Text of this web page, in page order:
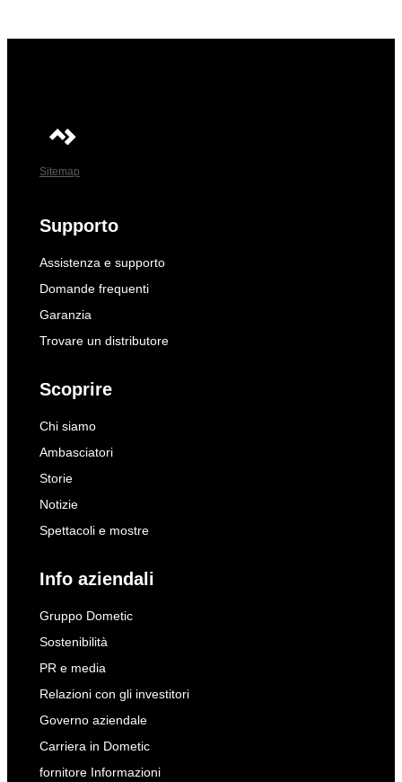
Sitemap
Supporto
Assistenza e supporto
Domande frequenti
Garanzia
Trovare un distributore
Scoprire
Chi siamo
Ambasciatori
Storie
Notizie
Spettacoli e mostre
Info aziendali
Gruppo Dometic
Sostenibilità
PR e media
Relazioni con gli investitori
Governo aziendale
Carriera in Dometic
fornitore Informazioni